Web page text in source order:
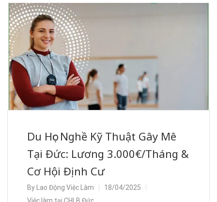
Du Học Nghề Kỹ Thuật Gây Mê
Tại Đức: Lương 3.000€/Tháng &
Cơ Hội Định Cư
By Lao Động Việc Làm
18/04/2025
Việc làm tại CHLB Đức